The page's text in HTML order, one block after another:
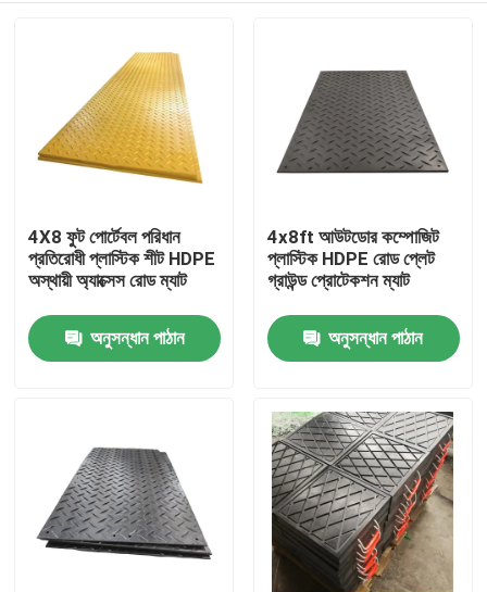
বাড়ি
আমাদের সম্পর্কে
কারখানা ভ্রমণ
4X8 ফুট পোর্টেবল পরিধান
প্রতিরোধী প্লাস্টিক শীট HDPE
অস্থায়ী অ্যাক্সেস রোড ম্যাট
অনুসন্ধান পাঠান
4x8ft আউটডোর কম্পোজিট
প্লাস্টিক HDPE রোড প্লেট
গ্রাউন্ড প্রোটেকশন ম্যাট
অনুসন্ধান পাঠান